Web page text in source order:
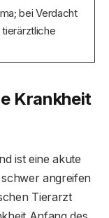
bei Verdacht
Krankheit
ist eine akute
angreifen
Tierarzt